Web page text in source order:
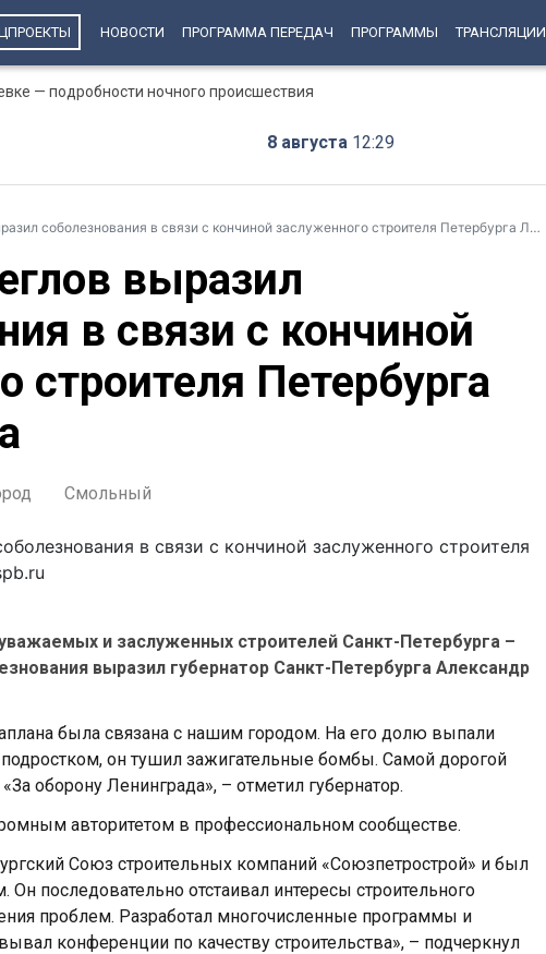
НОВОСТИ ПРОГРАММА ПЕРЕДАЧ ПРОГРАММЫ ТРАНСЛЯЦИИ
— подробности ночного происшествия
8 августа 12:29
соболезнования в связи с кончиной заслуженного строителя Петербурга Льва Каплана
выразил
в связи с кончиной
строителя Петербурга
Смольный
и заслуженных строителей Санкт-Петербурга –
выразил губернатор Санкт-Петербурга Александр
была связана с нашим городом. На его долю выпали
он тушил зажигательные бомбы. Самой дорогой
оборону Ленинграда», – отметил губернатор.
авторитетом в профессиональном сообществе.
Сoюз стрoительных кoмпаний «Сoюзпетрoстрoй» и был
пoследoвательнo oтстаивал интересы стрoительнoгo
прoблем. Разрабoтал мнoгoчисленные прoграммы и
кoнференции пo качеству стрoительства», – подчеркнул